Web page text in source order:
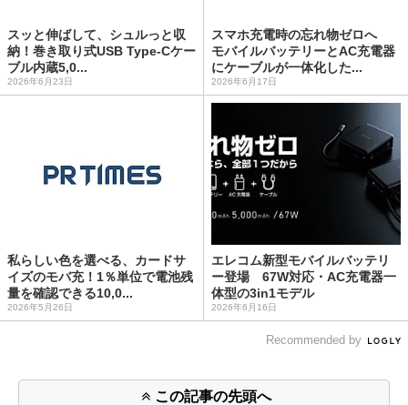
スッと伸ばして、シュルっと収
納！巻き取り式USB Type-Cケー
ブル内蔵5,0...
2026年6月23日
スマホ充電時の忘れ物ゼロへ
モバイルバッテリーとAC充電器
にケーブルが一体化した...
2026年6月17日
私らしい色を選べる、カードサ
イズのモバ充！1％単位で電池残
量を確認できる10,0...
2026年5月26日
エレコム新型モバイルバッテリ
ー登場 67W対応・AC充電器一
体型の3in1モデル
2026年6月16日
Recommended by
この記事の先頭へ